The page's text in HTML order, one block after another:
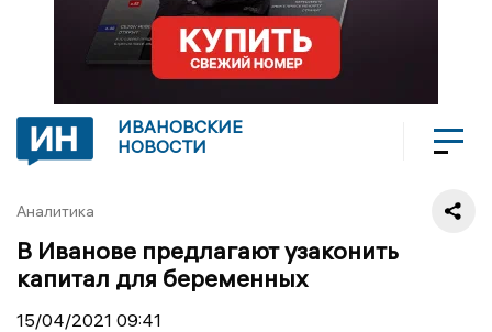
ИВАНОВСКИЕ
НОВОСТИ
Аналитика
В Иванове предлагают узаконить
капитал для беременных
15/04/2021 09:41